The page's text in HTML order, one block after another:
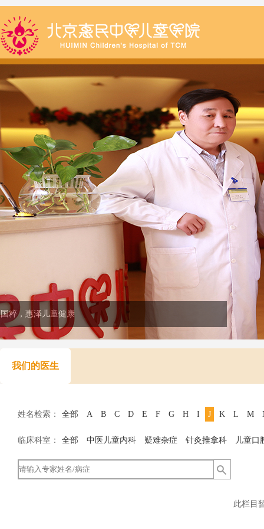
粹，惠泽儿童健康
我们的医生
姓名检索： 全部 A B C D E F G H I J K L M
临床科室： 全部 中医儿童内科 疑难杂症 针灸推拿科 儿童口
此栏目